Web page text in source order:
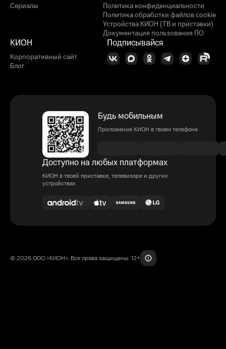
Сериалы
Политика конфиденциальности
Политика обработки файлов cookie
Устройства КИОН (ТВ и приставки)
Документация пользования ПО
КИОН
Корпоративный сайт
Блог
Подписывайся
Будь мобильным
Приложение КИОН в твоем телефоне
Доступно на любых платформах
КИОН в твоей приставке, телевизоре и других
устройствах
© 2026 ООО «КИОН». Все права защищены. 12+